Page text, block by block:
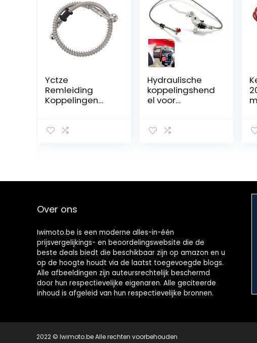
Yctze
Remleiding
Koppelingen
Universele
Koppelingen
isolatie 50cm
Hydraulische
koppelingshend
el voor
hoofdremcilinde
Dirt Pit Bike
Over ons
Iwimoto.be is een moderne alles-in-één
prijsvergelijkings- en beoordelingswebsite die de
beste deals biedt die beschikbaar zijn op amazon en u
op de hoogte houdt via de laatst toegevoegde blogs.
Alle afbeeldingen zijn auteursrechtelijk beschermd
door hun respectievelijke eigenaren. Alle geciteerde
inhoud is afgeleid van hun respectievelijke bronnen.
2022 © Iwimoto.be Alle rechten voorbehouden